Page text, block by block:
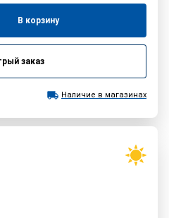
В корзину
заказ
Наличие в магазинах